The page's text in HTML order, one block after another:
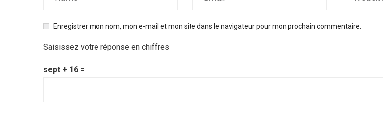
Enregistrer mon nom, mon e-mail et mon site dans le navigateur pour mon prochain commentaire.
Saisissez votre réponse en chiffres
sept + 16 =